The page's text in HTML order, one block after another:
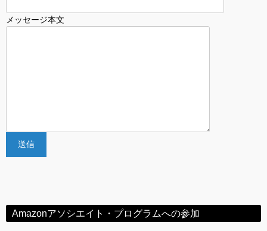
メッセージ本文
Amazonアソシエイト・プログラムへの参加